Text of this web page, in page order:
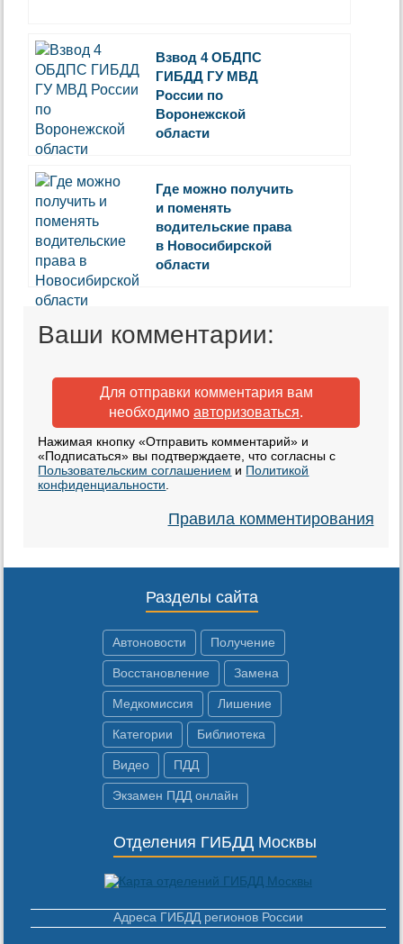
Взвод 4 ОБДПС
ГИБДД ГУ МВД
России по
Воронежской
области
Где можно получить
и поменять
водительские права
в Новосибирской
области
Ваши комментарии:
Для отправки комментария вам
необходимо авторизоваться.
Нажимая кнопку «Отправить комментарий» и
«Подписаться» вы подтверждаете, что согласны с
Пользовательским соглашением и Политикой
конфиденциальности
Правила комментирования
Разделы сайта
Автоновости Получение
Восстановление Замена
Медкомиссия Лишение
Категории Библиотека
Видео ПДД
Экзамен ПДД онлайн
Отделения ГИБДД Москвы
Адреса ГИБДД регионов России